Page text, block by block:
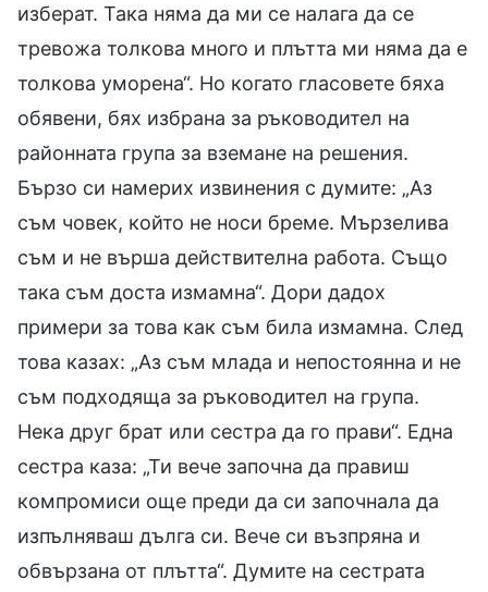
изберат. Така няма да ми се налага да се
тревожа толкова много и плътта ми няма да е
толкова уморена“. Но когато гласовете бяха
обявени, бях избрана за ръководител на
районната група за вземане на решения.
Бързо си намерих извинения с думите: „Аз
съм човек, който не носи бреме. Мързелива
съм и не върша действителна работа. Също
така съм доста измамна“. Дори дадох
примери за това как съм била измамна. След
това казах: „Аз съм млада и непостоянна и не
съм подходяща за ръководител на група.
Нека друг брат или сестра да го прави“. Една
сестра каза: „Ти вече започна да правиш
компромиси още преди да си започнала да
изпълняваш дълга си. Вече си възпряна и
обвързана от плътта“. Думите на сестрата